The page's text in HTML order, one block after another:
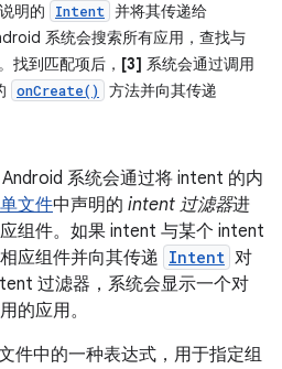
明的 Intent 并将其传递给
系统会搜索所有应用，查找与
到匹配项后， [3] 系统会通过调用
onCreate() 方法并向其传递
系统会通过将 intent 的内
文件中声明的 intent 过滤器进
组件。如果 intent 与某个 intent
应组件并向其传递 Intent 对
过滤器，系统会显示一个对
的应用。
件中的一种表达式，用于指定组